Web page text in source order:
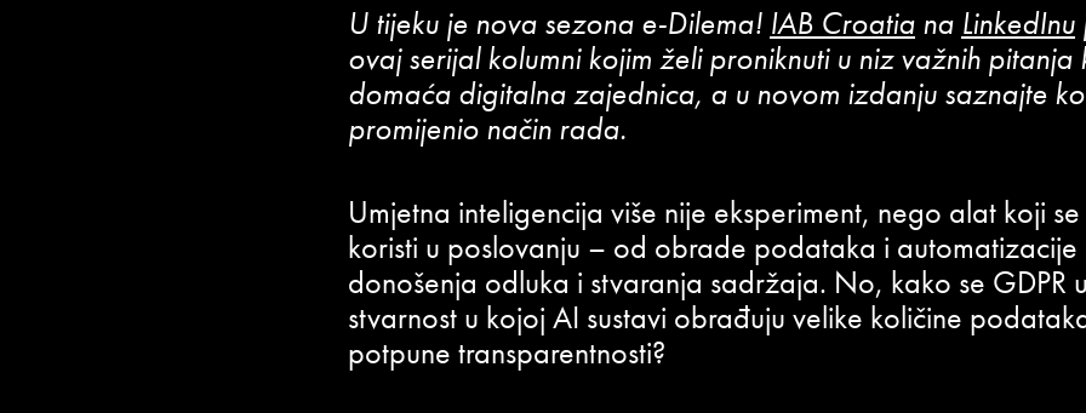
U tijeku je nova sezona e-Dilema! IAB Croatia na LinkedInu
ovaj serijal kolumni kojim želi proniknuti u niz važnih pitanja
domaća digitalna zajednica, a u novom izdanju saznajte
promijenio način rada.
Umjetna inteligencija više nije eksperiment, nego alat koji
koristi u poslovanju – od obrade podataka i
donošenja odluka i stvaranja sadržaja. No, kako se GDPR
stvarnost u kojoj AI sustavi obrađuju velike količine
potpune transparentnosti?